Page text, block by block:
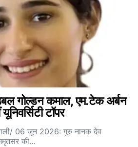
गोल्डन कमाल, एम.टेक अर्बन
टॉपर
06 जून 2026: गुरु नानक देव
की…